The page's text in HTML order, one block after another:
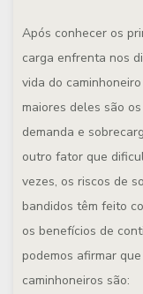
Após conhecer os
carga enfrenta nos
vida do
maiores deles são
demanda e
outro fator que
vezes, os riscos de
bandidos têm feito
os benefícios de
podemos afirmar
caminhoneiros são: